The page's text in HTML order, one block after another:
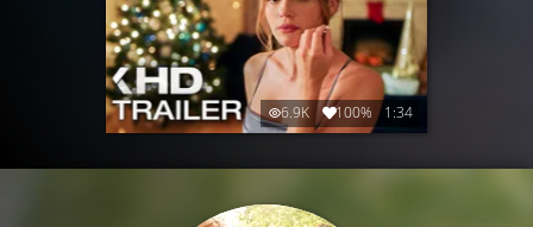
6.9K 100% 1:34